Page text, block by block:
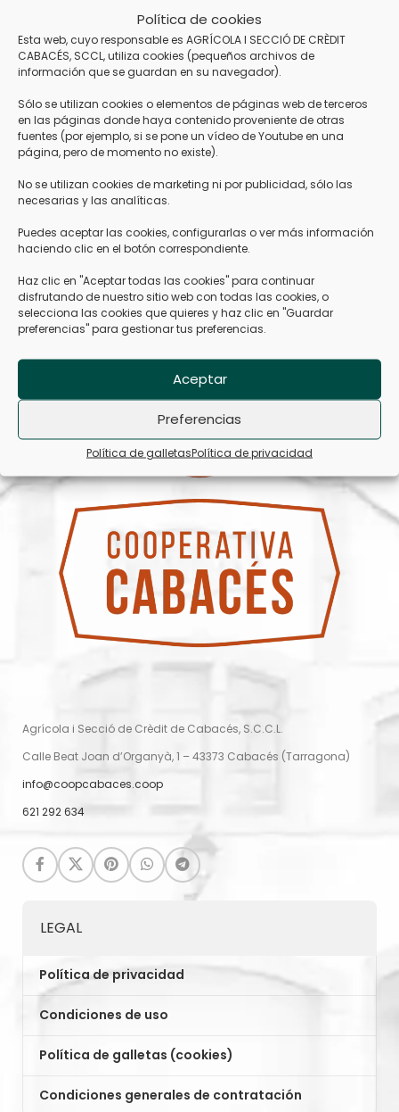
Política de cookies
Esta web, cuyo responsable es AGRÍCOLA I SECCIÓ DE CRÈDIT
CABACÉS, SCCL, utiliza cookies (pequeños archivos de
información que se guardan en su navegador).
Sólo se utilizan cookies o elementos de páginas web de terceros
en las páginas donde haya contenido proveniente de otras
fuentes (por ejemplo, si se pone un vídeo de Youtube en una
página, pero de momento no existe).
No se utilizan cookies de marketing ni por publicidad, sólo las
necesarias y las analíticas.
Puedes aceptar las cookies, configurarlas o ver más información
haciendo clic en el botón correspondiente.
Haz clic en "Aceptar todas las cookies" para continuar
disfrutando de nuestro sitio web con todas las cookies, o
selecciona las cookies que quieres y haz clic en "Guardar
preferencias" para gestionar tus preferencias.
Aceptar
Preferencias
Política de galletasPolítica de privacidad
Agrícola i Secció de Crèdit de Cabacés, S.C.C.L.
Calle Beat Joan d’Organyà, 1 – 43373 Cabacés (Tarragona)
info@coopcabaces.coop
621 292 634
LEGAL
Política de privacidad
Condiciones de uso
Política de galletas (cookies)
Condiciones generales de contratación